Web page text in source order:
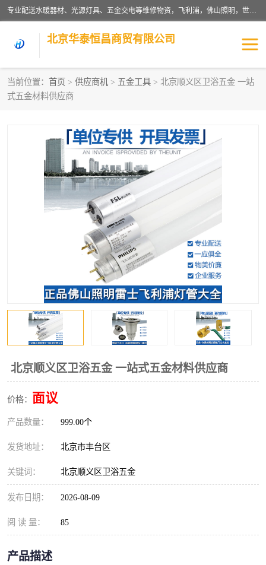
专业配送水暖器材、光源灯具、五金交电等维修物资，飞利浦，佛山照明，世达，博世，九牧，特陶等各产品涉及国内外知名品牌。公司专注与物业、学校、酒店、工厂等单位合作，提供一站式配送服务，降低客户综合成本。依托电子商务改变传统模式，以专业的团队为客户提供24H物资配送到达，货到月结、统一开票，便捷退换等服务，提高了企业的运营效率。
北京华泰恒昌商贸有限公司
当前位置： 首页 > 供应商机 > 五金工具 > 北京顺义区卫浴五金 一站
式五金材料供应商
北京顺义区卫浴五金 一站式五金材料供应商
价格： 面议
产品数量： 999.00个
发货地址： 北京市丰台区
关键词： 北京顺义区卫浴五金
发布日期： 2026-08-09
阅 读 量： 85
产品描述
水暖阀门
涂料辅材